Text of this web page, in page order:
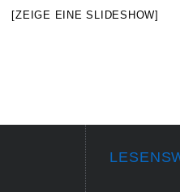
[ZEIGE EINE SLIDESHOW]